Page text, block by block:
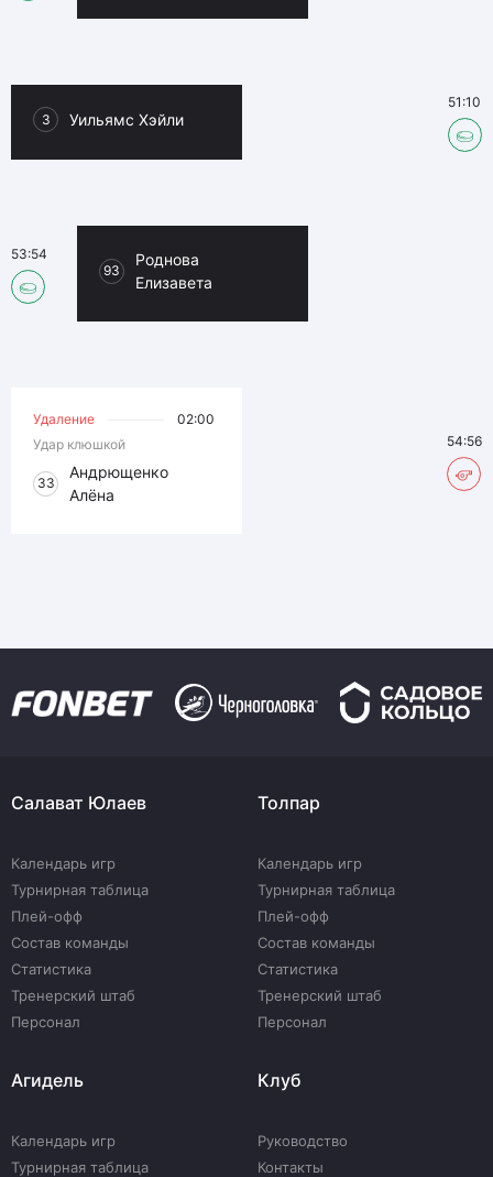
3 Уильямс Хэйли
51:10
93
Роднова
Елизавета
53:54
Удаление
02:00
Удар клюшкой
33
Андрющенко
Алёна
54:56
Салават Юлаев
Календарь игр
Турнирная таблица
Плей-офф
Состав команды
Статистика
Тренерский штаб
Персонал
Толпар
Календарь игр
Турнирная таблица
Плей-офф
Состав команды
Статистика
Тренерский штаб
Персонал
Агидель
Календарь игр
Турнирная таблица
Клуб
Руководство
Контакты